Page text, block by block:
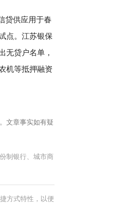
贷供应用于春
点。江苏银保
无贷户名单，
机等抵押融资
文章事实如有疑
制银行、城市商
方式特性，以便